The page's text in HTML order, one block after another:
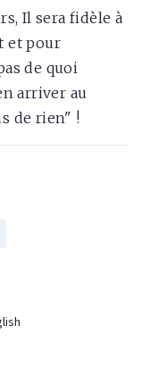
Il sera fidèle à
et pour
de quoi
arriver au
de rien" !